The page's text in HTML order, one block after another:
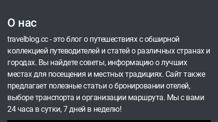
исследователей Балкан, даже претендует на
звание лидера региона. Экономика активно
привлекает иностранные инвестиции, а
аэропорт Тираны по пассажиропотоку обогнал
сербские, черногорские и боснийские
воздушные гавани. Последнее обстоятельство
является плюсом для путешественников,
поскольку местные природные
достопримечательности не оставят
О нас
travelblog.cc - это блог о путешествиях с обширной
коллекцией путеводителей и статей о различных странах и
городах. Вы найдете советы, информацию о лучших
местах для посещения и местных традициях. Сайт также
предлагает полезные статьи о бронировании отелей,
выборе транспорта и организации маршрута. Мы с вами
24 часа в сутки, 7 дней в неделю!